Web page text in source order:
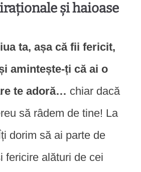
și haioase
ta, așa că fii fericit,
amintește-ți că ai o
te adoră… chiar dacă
să râdem de tine! La
dorim să ai parte de
fericire alături de cei